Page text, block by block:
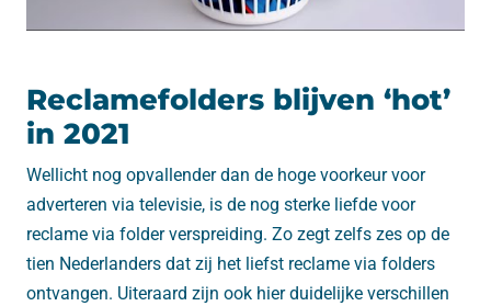
Reclamefolders blijven ‘hot’
in 2021
Wellicht nog opvallender dan de hoge voorkeur voor
adverteren via televisie, is de nog sterke liefde voor
reclame via folder verspreiding. Zo zegt zelfs zes op de
tien Nederlanders dat zij het liefst reclame via folders
ontvangen. Uiteraard zijn ook hier duidelijke verschillen